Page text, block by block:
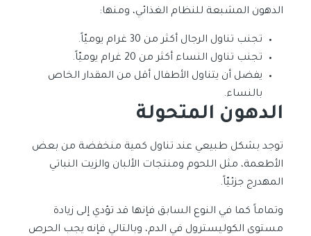
الدهون المشبعة للنظام الغذائي، ومنها:
تجنب تناول الرجال أكثر من 30 غرام يوميّاً.
تجنب تناول النساء أكثر من 20 غرام يوميّاً.
يفضل أن يتناول الأطفال أقل من المقدار الخاص
بالنساء.
الدهون المتحولة
توجد بشكل طبيعي عند تناول كمية منخفضة من بعض
الأطعمة، مثل اللحوم ومنتجات الألبان والزيت النباتي
المهدرج جزئيّاً.
وتماماً كما في النوع السابق فإنها قد تؤدي إلى زيادة
مستوى الكوليسترول في الدم، وبالتالي فإنه يجب الحرص